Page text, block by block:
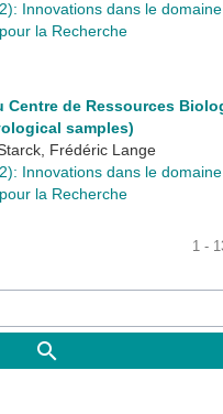
Innovations dans le
la Recherche
Centre de Ressources
samples)
Frédéric Lange
Innovations dans le
la Recherche
1 -